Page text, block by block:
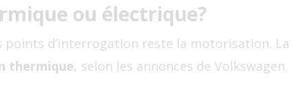
ou électrique?
points d’interrogation reste la motorisation.
thermique, selon les annonces de